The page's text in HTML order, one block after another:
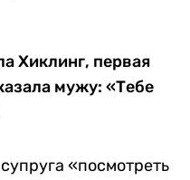
Хиклинг, первая
мужу: «Тебе
«посмотреть